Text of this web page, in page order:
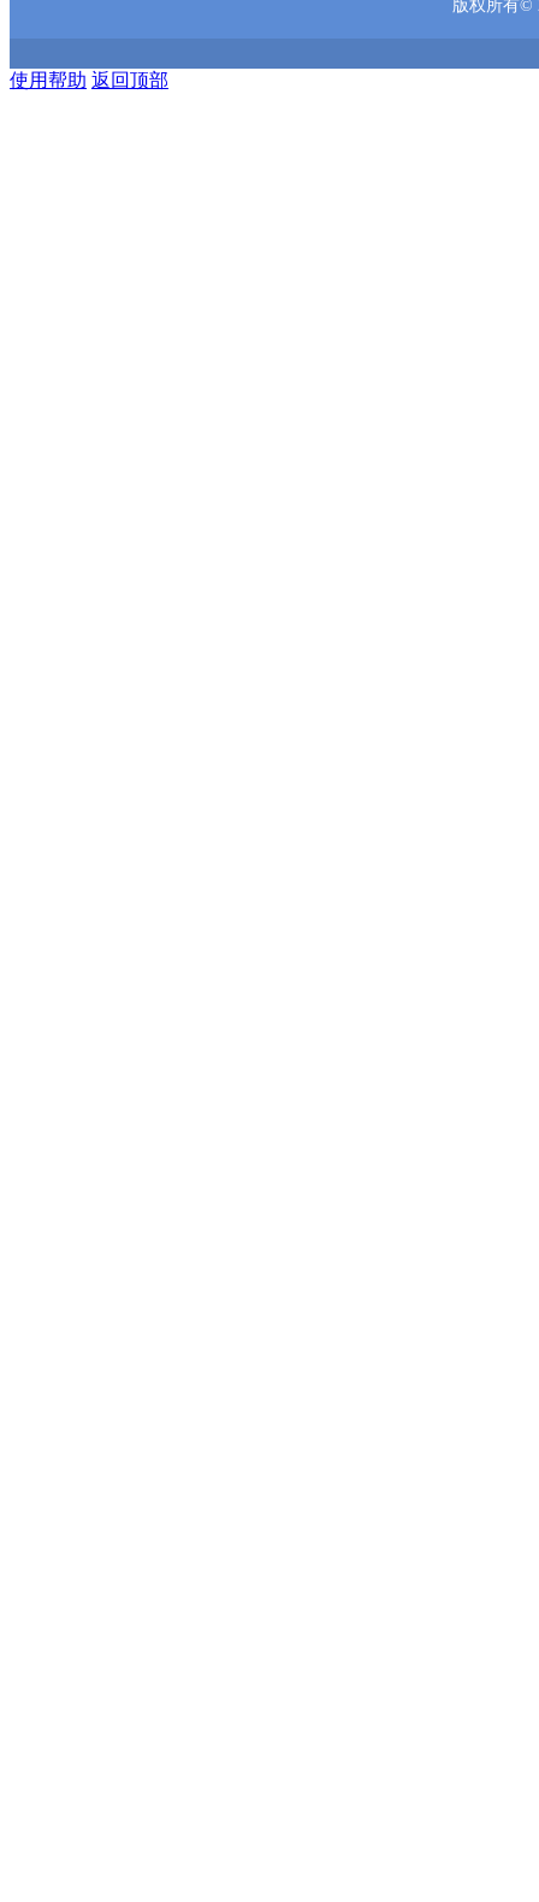
版权所有©
使用帮助 返回顶部